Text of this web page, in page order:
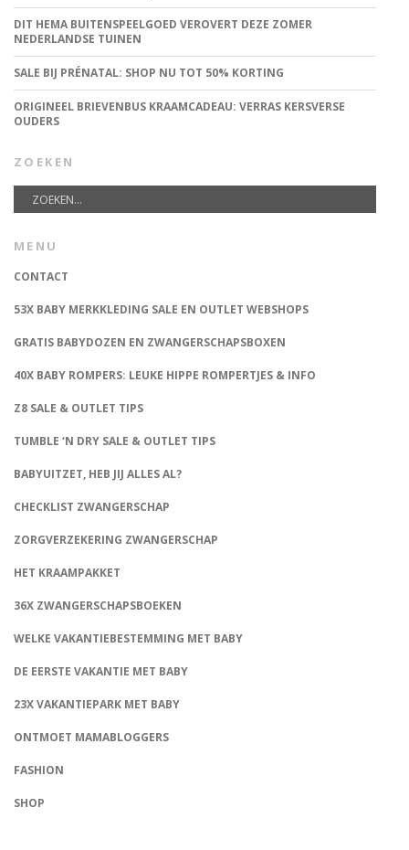
DIT HEMA BUITENSPEELGOED VEROVERT DEZE ZOMER
NEDERLANDSE TUINEN
SALE BIJ PRÉNATAL: SHOP NU TOT 50% KORTING
ORIGINEEL BRIEVENBUS KRAAMCADEAU: VERRAS KERSVERSE
OUDERS
ZOEKEN
MENU
CONTACT
53X BABY MERKKLEDING SALE EN OUTLET WEBSHOPS
GRATIS BABYDOZEN EN ZWANGERSCHAPSBOXEN
40X BABY ROMPERS: LEUKE HIPPE ROMPERTJES & INFO
Z8 SALE & OUTLET TIPS
TUMBLE ‘N DRY SALE & OUTLET TIPS
BABYUITZET, HEB JIJ ALLES AL?
CHECKLIST ZWANGERSCHAP
ZORGVERZEKERING ZWANGERSCHAP
HET KRAAMPAKKET
36X ZWANGERSCHAPSBOEKEN
WELKE VAKANTIEBESTEMMING MET BABY
DE EERSTE VAKANTIE MET BABY
23X VAKANTIEPARK MET BABY
ONTMOET MAMABLOGGERS
FASHION
SHOP